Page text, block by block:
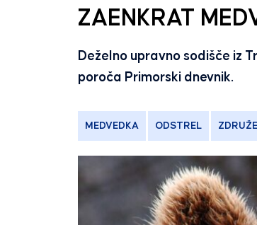
ZAENKRAT
Deželno upravno sodišče iz
poroča Primorski dnevnik.
MEDVEDKA ODSTREL